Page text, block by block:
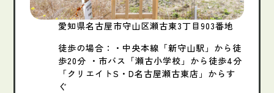
愛知県名古屋市守山区瀬古東3丁目903番地
徒歩の場合：・中央本線「新守山駅」から徒
歩20分​ ・市バス「瀬古小学校」から徒歩4分​
「クリエイトS・D名古屋瀬古東店」からす
ぐ​